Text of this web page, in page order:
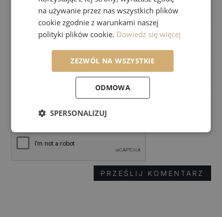
PRZEŚLIJ KOMENTARZ
na używanie przez nas wszystkich plików
cookie zgodnie z warunkami naszej
polityki plików cookie. Dowiedz się więcej
ZEZWÓL NA WSZYSTKIE
ODMOWA
SPERSONALIZUJ